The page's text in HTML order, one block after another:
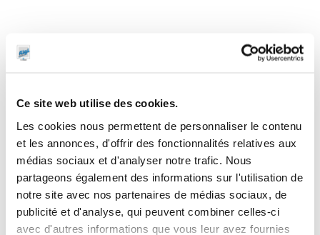
Ce site web utilise des cookies.
Les cookies nous permettent de personnaliser le contenu
et les annonces, d'offrir des fonctionnalités relatives aux
médias sociaux et d'analyser notre trafic. Nous
partageons également des informations sur l'utilisation de
notre site avec nos partenaires de médias sociaux, de
publicité et d'analyse, qui peuvent combiner celles-ci
avec d'autres informations que vous leur avez fournies
CES PRODUITS PEUVENT VOUS